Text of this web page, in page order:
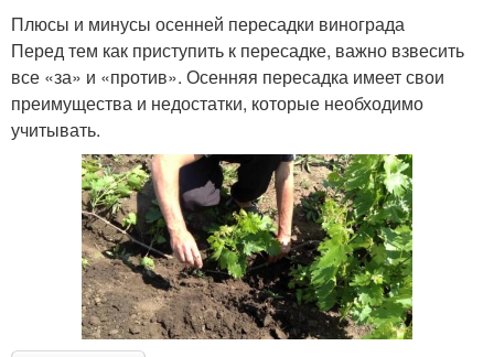
Плюсы и минусы осенней пересадки винограда
Перед тем как приступить к пересадке, важно взвесить
все «за» и «против». Осенняя пересадка имеет свои
преимущества и недостатки, которые необходимо
учитывать.